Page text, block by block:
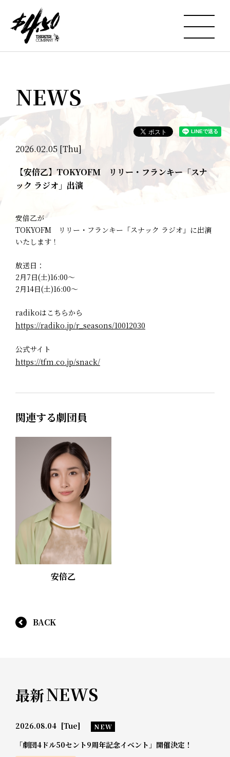
NEWS
2026.02.05 [Thu]
【安倍乙】TOKYOFM リリー・フランキー「スナ
ック ラジオ」出演
安倍乙が
TOKYOFM リリー・フランキー「スナック ラジオ」に出演
いたします！
放送日：
2月7日(土)16:00～
2月14日(土)16:00～
radikoはこちらから
https://radiko.jp/r_seasons/10012030
公式サイト
https://tfm.co.jp/snack/
関連する劇団員
安倍乙
BACK
最新NEWS
2026.08.04 [Tue] NEW
「劇団4ドル50セント9周年記念イベント」開催決定！